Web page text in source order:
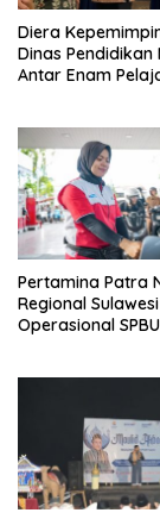
Diera
Dinas Pendidikan
Antar Enam
Pertamina Patra
Regional
Operasional